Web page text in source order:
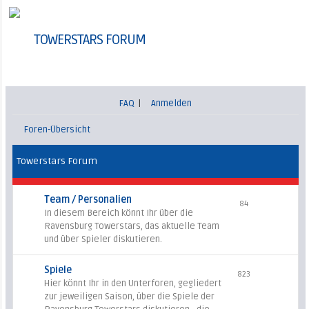
TOWERSTARS FORUM
FAQ Anmelden
Foren-Übersicht
Towerstars Forum
Team / Personalien
In diesem Bereich könnt Ihr über die
Ravensburg Towerstars, das aktuelle Team
und über Spieler diskutieren.
84
Spiele
Hier könnt Ihr in den Unterforen, gegliedert
zur jeweiligen Saison, über die Spiele der
823